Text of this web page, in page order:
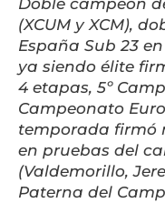
Doble campeón
(XCUM y XCM),
España Sub 23 en
ya siendo élite
4 etapas, 5º
Campeonato
temporada firmó
en pruebas del
(Valdemorillo,
Paterna del